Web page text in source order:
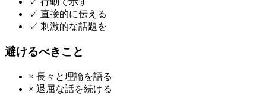
✓ 直接的に伝える
✓ 刺激的な話題を
避けるべきこと
× 長々と理論を語る
× 退屈な話を続ける